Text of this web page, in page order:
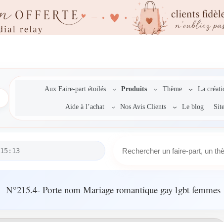
Aux Faire-part étoilés Produits Thème La
Aide à l’achat Nos Avis Clients Le blog
15:13
r
h
N°215.4- Porte nom Mariage romantique gay lgbt femmes